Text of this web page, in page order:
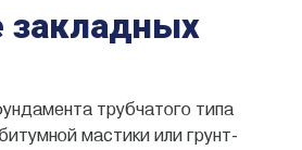
трубчатого типа
мастики или грунт-